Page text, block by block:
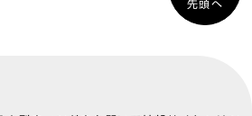
先頭へ